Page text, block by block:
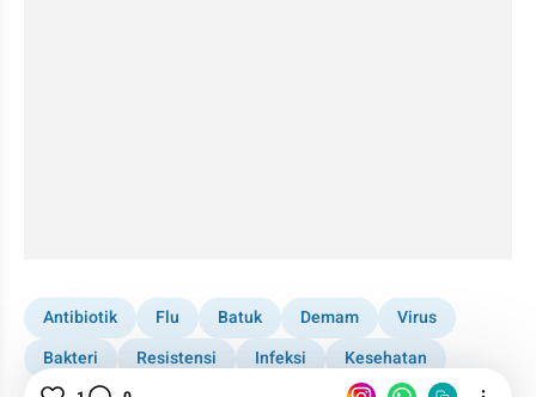
Antibiotik Flu Batuk Demam
Virus
Bakteri
Resistensi Infeksi
Kesehatan